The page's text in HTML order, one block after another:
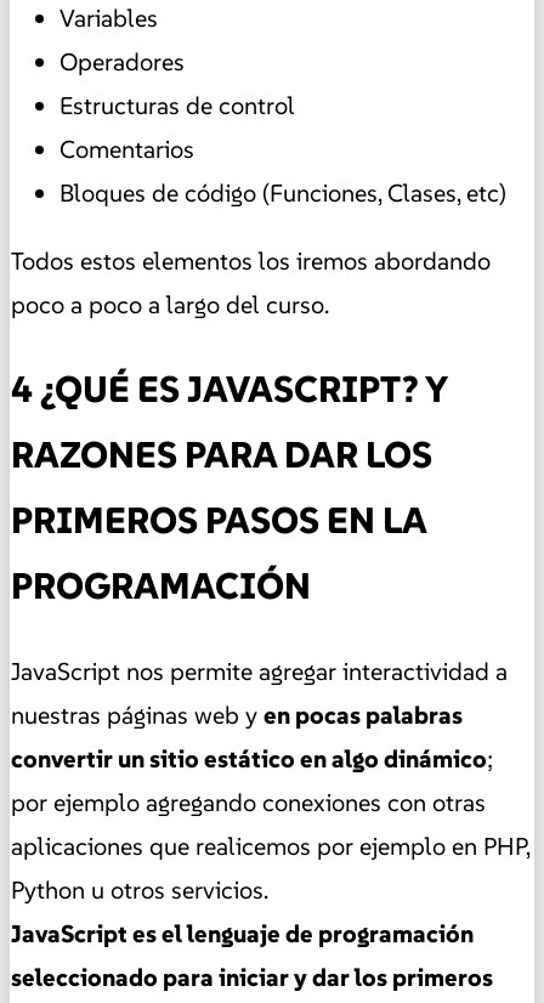
Variables
Operadores
Estructuras de control
Comentarios
Bloques de código (Funciones, Clases, etc)
Todos estos elementos los iremos abordando
poco a poco a largo del curso.
4 ¿QUÉ ES JAVASCRIPT? Y
RAZONES PARA DAR LOS
PRIMEROS PASOS EN LA
PROGRAMACIÓN
JavaScript nos permite agregar interactividad a
nuestras páginas web yen pocas palabras
convertir un sitio estático en algo dinámico;
por ejemplo agregando conexiones con otras
aplicaciones que realicemos por ejemplo en PHP,
Python u otros servicios.
JavaScript es el lenguaje de programación
seleccionado para iniciar y dar los primeros